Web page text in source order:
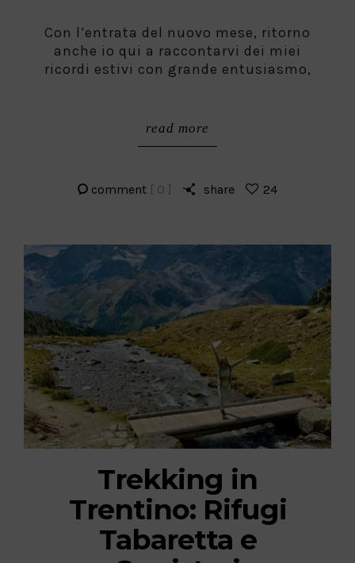
Con l’entrata del nuovo mese, ritorno
anche io qui a raccontarvi dei miei
ricordi estivi con grande entusiasmo,
read more
comment [ 0 ] share 24
Trekking in
Trentino: Rifugi
Tabaretta e